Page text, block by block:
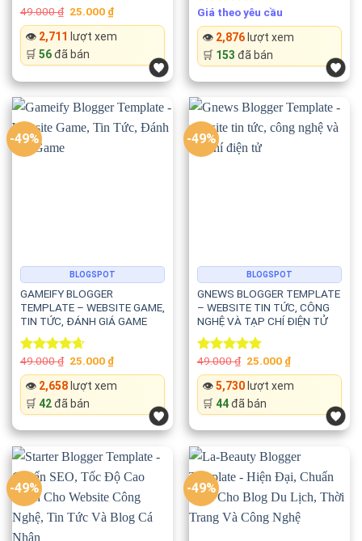
✅ Rich Snippets
✅ Breadcrumb
✅ Meta dữ liệu đầy đủ
✅ Google Core Web Vitals
🚀 Tốc độ tải cực nhanh
Parhlo được tối ưu với mã nguồn nhẹ và các thành phần hiện
đại nhằm mang lại hiệu suất cao.
Template sử dụng:
⚡ HTML5
⚡ Mã nguồn tối ưu
⚡ Dynamic Widgets
⚡ Lazy Loading
Rated5.00
out of 5
49.000₫ Original
was:
49.000 ₫.
25.000 ₫Current
price
is:
25.000 ₫.
👁️ 2,711 lượt xem
🛒 56đã bán
Rated
4.50out
of 5
Giá theo yêu cầu
👁️ 2,876lượt xem
🛒 153 đã bán
-49%
BLOGSPOT
GAMEIFY BLOGGER
TEMPLATE – WEBSITE GAME,
TIN TỨC, ĐÁNH GIÁ GAME
Rated4.67
out of 5
49.000₫ Original
was:
49.000 ₫.
25.000 ₫Current
price
is:
25.000 ₫.
👁️ 2,658lượt xem
🛒 42đã bán
-49%
BLOGSPOT
GNEWS BLOGGER TEMPLATE
– WEBSITE TIN TỨC, CÔNG
NGHỆ VÀ TẠP CHÍ ĐIỆN TỬ
Rated5.00
out of 5
49.000₫ Original
was:
49.000 ₫.
25.000 ₫Current
price
is:
25.000 ₫.
👁️5,730lượt xem
🛒 44đã bán
-49% -49%